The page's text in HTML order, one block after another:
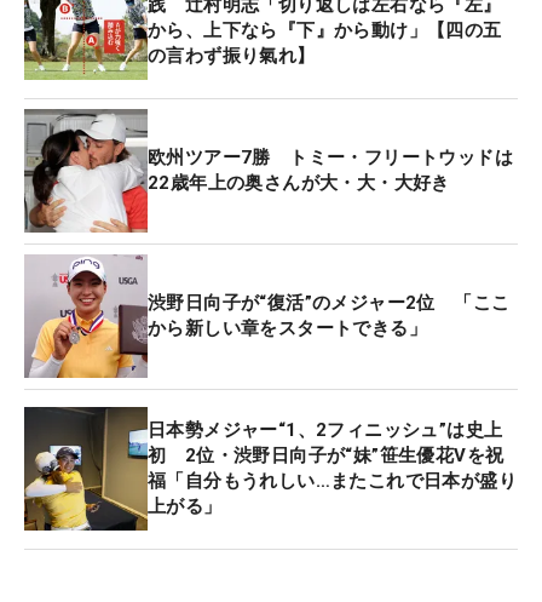
践 辻村明志「切り返しは左右なら『左』
から、上下なら『下』から動け」【四の五
の言わず振り氣れ】
欧州ツアー7勝 トミー・フリートウッドは
22歳年上の奥さんが大・大・大好き
渋野日向子が“復活”のメジャー2位 「ここ
から新しい章をスタートできる」
日本勢メジャー“1、2フィニッシュ”は史上
初 2位・渋野日向子が“妹”笹生優花Vを祝
福「自分もうれしい…またこれで日本が盛り
上がる」